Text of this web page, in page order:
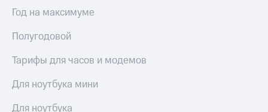
Регистратор
Реквизиты
Контакты
развитие
деловая этика
На главную
Год на максимуме
Полугодовой
Тарифы для часов и модемов
Для ноутбука мини
Для ноутбука